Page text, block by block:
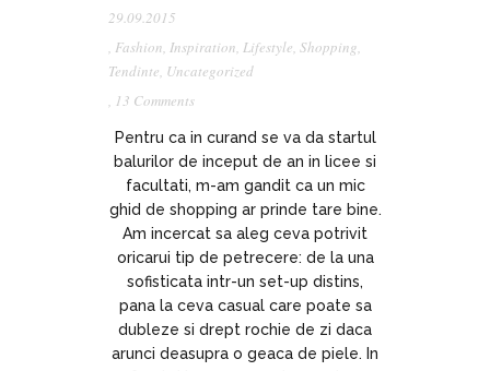
29.09.2015
, Fashion, Inspiration, Lifestyle, Shopping,
Tendinte, Uncategorized
, 13 Comments
Pentru ca in curand se va da startul
balurilor de inceput de an in licee si
facultati, m-am gandit ca un mic
ghid de shopping ar prinde tare bine.
Am incercat sa aleg ceva potrivit
oricarui tip de petrecere: de la una
sofisticata intr-un set-up distins,
pana la ceva casual care poate sa
dubleze si drept rochie de zi daca
arunci deasupra o geaca de piele. In